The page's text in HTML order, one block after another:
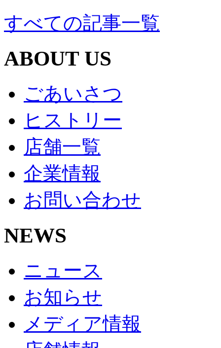
すべての記事一覧
ABOUT US
ごあいさつ
ヒストリー
店舗一覧
企業情報
お問い合わせ
NEWS
ニュース
お知らせ
メディア情報